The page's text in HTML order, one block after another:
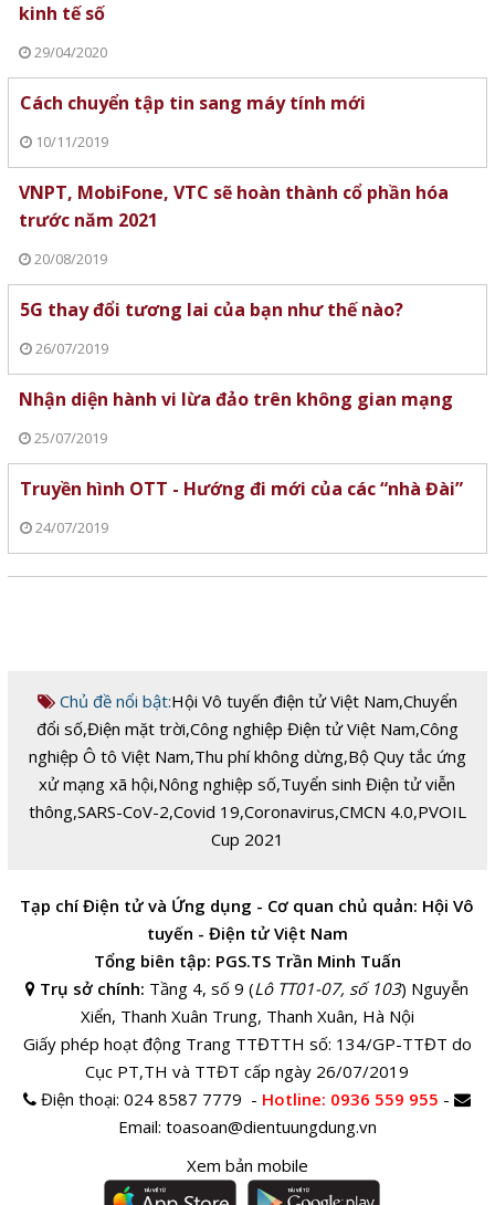
kinh tế số
29/04/2020
Cách chuyển tập tin sang máy tính mới
10/11/2019
VNPT, MobiFone, VTC sẽ hoàn thành cổ phần hóa
trước năm 2021
20/08/2019
5G thay đổi tương lai của bạn như thế nào?
26/07/2019
Nhận diện hành vi lừa đảo trên không gian mạng
25/07/2019
Truyền hình OTT - Hướng đi mới của các “nhà Đài”
24/07/2019
Chủ đề nổi bật:Hội Vô tuyến điện tử Việt Nam,Chuyển
đổi số,Điện mặt trời,Công nghiệp Điện tử Việt Nam,Công
nghiệp Ô tô Việt Nam,Thu phí không dừng,Bộ Quy tắc ứng
xử mạng xã hội,Nông nghiệp số,Tuyển sinh Điện tử viễn
thông,SARS-CoV-2,Covid 19,Coronavirus,CMCN 4.0,PVOIL
Cup 2021
Tạp chí Điện tử và Ứng dụng - Cơ quan chủ quản: Hội Vô
tuyến - Điện tử Việt Nam
Tổng biên tập: PGS.TS Trần Minh Tuấn
Trụ sở chính: Tầng 4, số 9 (Lô TT01-07, số 103) Nguyễn
Xiển, Thanh Xuân Trung, Thanh Xuân, Hà Nội
Giấy phép hoạt động Trang TTĐTTH số: 134/GP-TTĐT do
Cục PT,TH và TTĐT cấp ngày 26/07/2019
Điện thoại:024 8587 7779 - Hotline: 0936 559 955 -
Email: toasoan@dientuungdung.vn
Xem bản mobile